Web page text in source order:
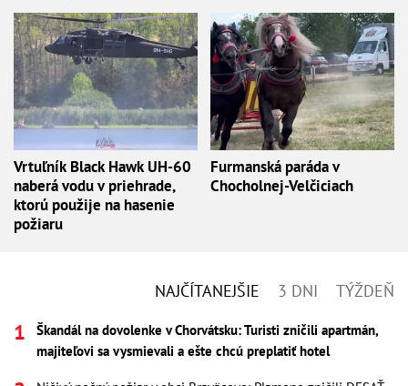
Vrtuľník Black Hawk UH-60
naberá vodu v priehrade,
ktorú použije na hasenie
požiaru
Furmanská paráda v
Chocholnej-Velčiciach
NAJČÍTANEJŠIE 3 DNI TÝŽDEŇ
Škandál na dovolenke v Chorvátsku: Turisti zničili apartmán,
majiteľovi sa vysmievali a ešte chcú preplatiť hotel